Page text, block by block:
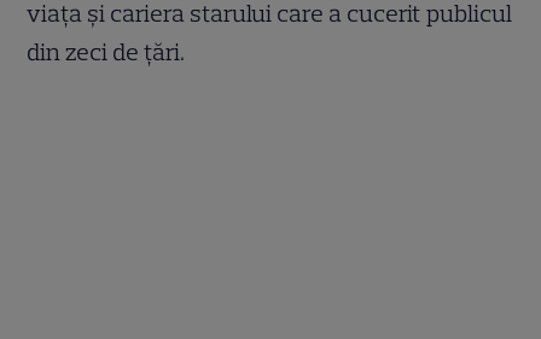
viața și cariera starului care a cucerit publicul
din zeci de țări.